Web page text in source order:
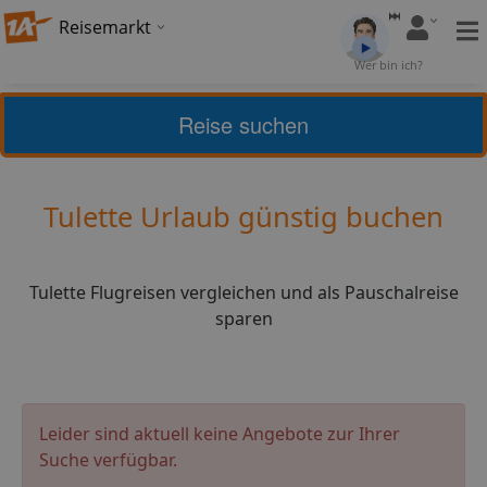
Reisemarkt
Wer bin ich?
Frankreich Tulette
4,3(24) Bewerten
Tulette Urlaub günstig buchen
Tulette Flugreisen vergleichen und als Pauschalreise
sparen
Reise suchen
Leider sind aktuell keine Angebote zur Ihrer
Suche verfügbar.